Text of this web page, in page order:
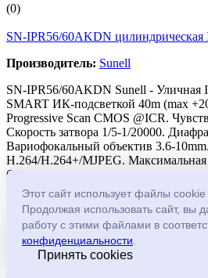
(0)
SN-IPR56/60AKDN цилиндрическая
Производитель: Sunell
SN-IPR56/60AKDN Sunell - Уличная
SMART ИК-подсветкой 40m (max
Progressive Scan CMOS @ICR.
Скорость затвора 1/5-1/20000.
Вариофокальный объектив 3.6-
H.264/H.264+/MJPEG. Максимальная
6MP(3072*2048) 20к/с. 2D/3D DNR,
Defog, 9:16 режим «коридор», кнопка
выход, тревожный вход/выход 1/1.
Питание PoE/DC12V (5W IR OFF,
рабочих температур -40°C ~ +60°C,
класс защиты IP66. Вес 1680g.
Аппаратная система контроля
WatchDog. Угол обзора от 35 до 87
Этот сайт использует файлы
Продолжая использовать сайт, вы
работу с этими файлами в
конфиденциальности
Принять cookies